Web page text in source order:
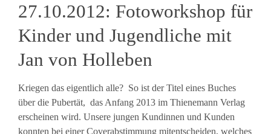
27.10.2012: Fotoworkshop für
Kinder und Jugendliche mit
Jan von Holleben
Kriegen das eigentlich alle? So ist der Titel eines Buches
über die Pubertät, das Anfang 2013 im Thienemann Verlag
erscheinen wird. Unsere jungen Kundinnen und Kunden
konnten bei einer Coverabstimmung mitentscheiden, welches